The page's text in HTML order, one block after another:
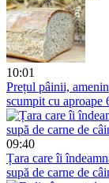
10:01
Prețul pâinii,
scumpit cu aproape
09:40
Țara care îi
supă de carne de